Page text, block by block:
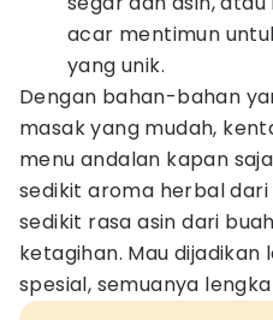
acar mentimun
yang unik.
Dengan bahan-bahan
masak yang mudah,
menu andalan kapan
sedikit aroma herbal
sedikit rasa asin dari
ketagihan. Mau dijadikan
spesial, semuanya